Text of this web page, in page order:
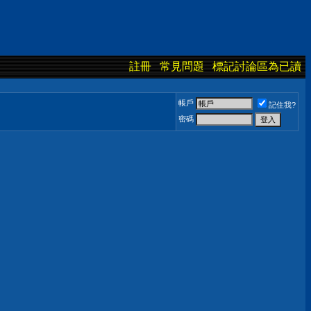
註冊 常見問題 標記討論區為已讀
帳戶
記住我?
密碼